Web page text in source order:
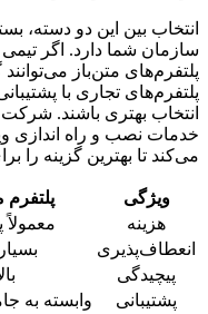
انتخاب بین این دو دسته،
سازمان شما دارد. اگر
پلتفرم‌های متن‌باز
پلتفرم‌های تجاری با
انتخاب بهتری باشند. شرکت
خدمات نصب و راه اندازی
می‌کند تا بهترین گزینه را
ویژگی پلتفرم
هزینه
معمولاً
انعطاف‌پذیری
پیچیدگی
پشتیبانی
وابسته به